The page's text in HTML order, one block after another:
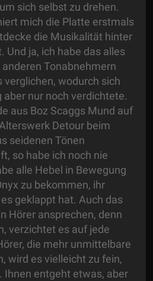
sich selbst zu drehen.
mich die Platte erstmals
die Musikalität hinter
Und ja, ich habe das alles
Tonabnehmern
verglichen, wodurch sich
aber nur noch verdichtete.
aus Boz Scaggs Mund auf
Detour beim
seidenen Tönen
so habe ich noch nie
alle Hebel in Bewegung
zu bekommen, ihr
geklappt hat. Auch das
Hörer ansprechen, denn
verzichtet es auf jede
die mehr unmittelbare
wird es vielleicht zu fein,
Ihnen entgeht etwas, aber